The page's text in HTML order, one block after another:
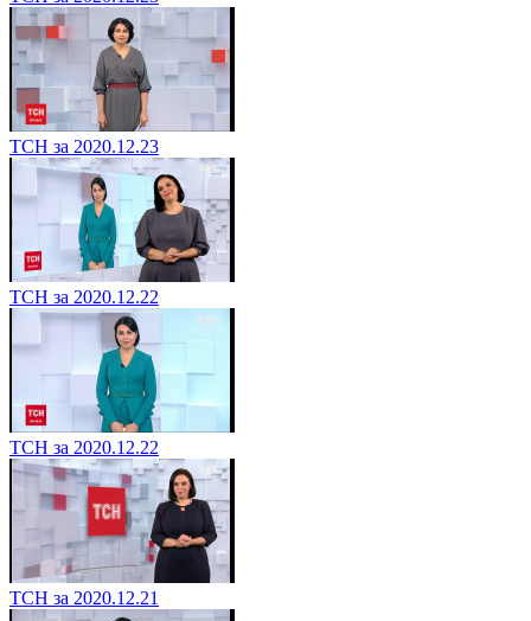
ТСН за 2020.12.23
ТСН за 2020.12.22
ТСН за 2020.12.22
ТСН за 2020.12.21